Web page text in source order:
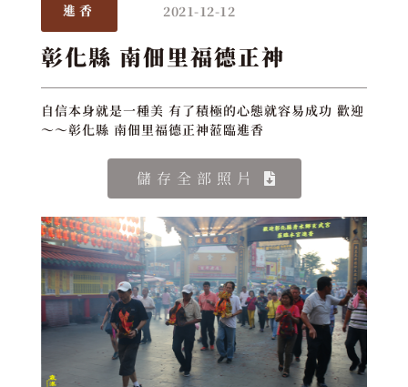
進香 2021-12-12
彰化縣 南佃里福德正神
自信本身就是一種美 有了積極的心態就容易成功 歡迎
～～彰化縣 南佃里福德正神蒞臨進香
儲存全部照片